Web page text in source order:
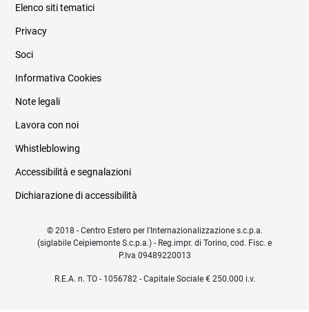
Elenco siti tematici
Privacy
Soci
Informativa Cookies
Note legali
Lavora con noi
Whistleblowing
Accessibilità e segnalazioni
Dichiarazione di accessibilità
© 2018 - Centro Estero per l'Internazionalizzazione s.c.p.a.
(siglabile Ceipiemonte S.c.p.a.) - Reg.impr. di Torino, cod. Fisc. e
P.Iva 09489220013
R.E.A. n. TO - 1056782 - Capitale Sociale € 250.000 i.v.